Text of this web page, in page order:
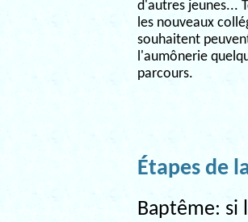
d'autres jeunes...
les nouveaux
souhaitent
l'aumônerie
parcours.
Étapes de
Baptême: si